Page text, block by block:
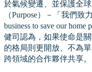
於氣候變遷、並保護全
（Purpose）－「我們致
business to save our
健司認為，如果使命是
的格局則更開放、不為
跨領域的合作夥伴共享。